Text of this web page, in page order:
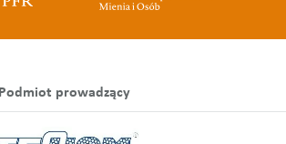
Podmiot prowadzący